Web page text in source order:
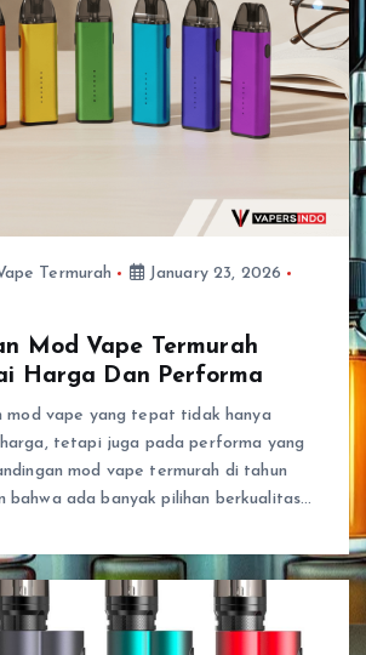
Termurah
January 23, 2026
Mod Vape Termurah
Harga Dan Performa
vape yang tepat tidak hanya
tetapi juga pada performa yang
mod vape termurah di tahun
bahwa ada banyak pilihan berkualitas…